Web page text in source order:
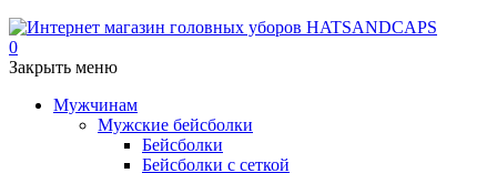
0
Закрыть меню
Мужчинам
Мужские бейсболки
Бейсболки
Бейсболки с сеткой